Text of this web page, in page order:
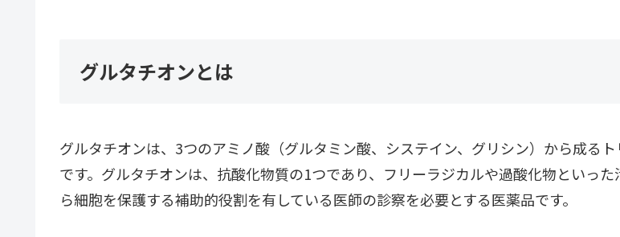
グルタチオンとは
グルタチオンは、3つのアミノ酸（グルタミン酸、システイン、グリシン）から成るト
です。グルタチオンは、抗酸化物質の1つであり、フリーラジカルや過酸化物といっ
ら細胞を保護する補助的役割を有している医師の診察を必要とする医薬品です。